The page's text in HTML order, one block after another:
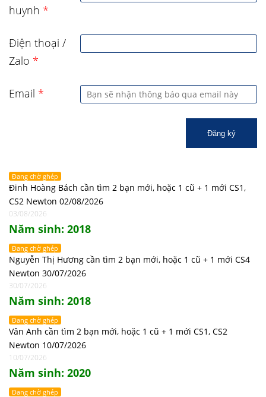
huynh *
Điện thoại /
Zalo *
Email *
Đăng ký
Đang chờ ghép
Đinh Hoàng Bách cần tìm 2 bạn mới, hoặc 1 cũ + 1 mới CS1,
CS2 Newton 02/08/2026
03/08/2026
Năm sinh: 2018
Đang chờ ghép
Nguyễn Thị Hương cần tìm 2 bạn mới, hoặc 1 cũ + 1 mới CS4
Newton 30/07/2026
30/07/2026
Năm sinh: 2018
Đang chờ ghép
Vân Anh cần tìm 2 bạn mới, hoặc 1 cũ + 1 mới CS1, CS2
Newton 10/07/2026
10/07/2026
Năm sinh: 2020
Đang chờ ghép